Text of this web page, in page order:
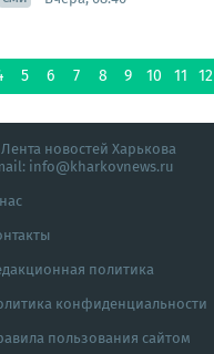
5 6 7 8 9 10 11 12
новостей Харькова
info@kharkovnews.ru
политика
конфиденциальности
пользования сайтом